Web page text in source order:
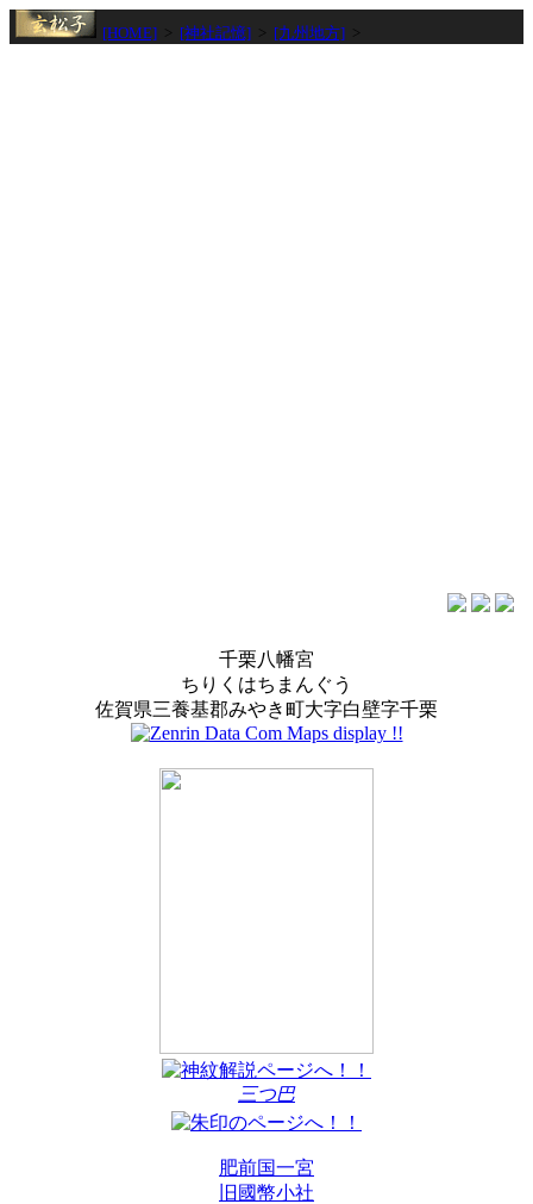
[HOME] [神社記憶] [九州地方]
千栗八幡宮
ちりくはちまんぐう
佐賀県三養基郡みやき町大字白壁字千栗
三つ巴
肥前国一宮
旧國幣小社